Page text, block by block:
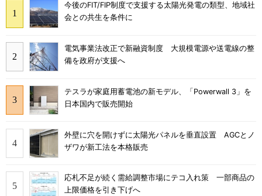
今後のFIT/FIP制度で支援する太陽光発電の類型、地域社
会との共生を条件に
電気事業法改正で新融資制度 大規模電源や送電線の整
備を政府が支援へ
テスラが家庭用蓄電池の新モデル、「Powerwall 3」を
日本国内で販売開始
外壁に穴を開けずに太陽光パネルを垂直設置 AGCとノ
ザワが新工法を本格販売
応札不足が続く需給調整市場にテコ入れ策 一部商品の
上限価格を引き下げへ